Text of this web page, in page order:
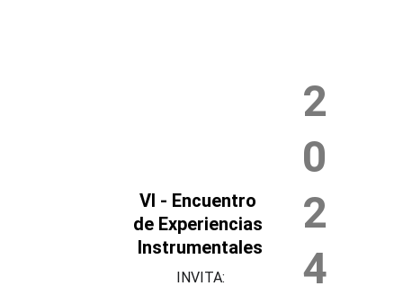
VI - Encuentro
de Experiencias
Instrumentales
INVITA:
2
0
2
4